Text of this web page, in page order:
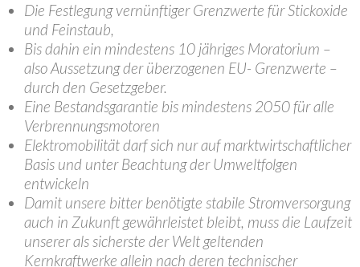
Die Festlegung vernünftiger Grenzwerte für Stickoxide
und Feinstaub,
Bis dahin ein mindestens 10 jähriges Moratorium –
also Aussetzung der überzogenen EU- Grenzwerte –
durch den Gesetzgeber.
Eine Bestandsgarantie bis mindestens 2050 für alle
Verbrennungsmotoren
Elektromobilität darf sich nur auf marktwirtschaftlicher
Basis und unter Beachtung der Umweltfolgen
entwickeln
Damit unsere bitter benötigte stabile Stromversorgung
auch in Zukunft gewährleistet bleibt, muss die Laufzeit
unserer als sicherste der Welt geltenden
Kernkraftwerke allein nach deren technischer